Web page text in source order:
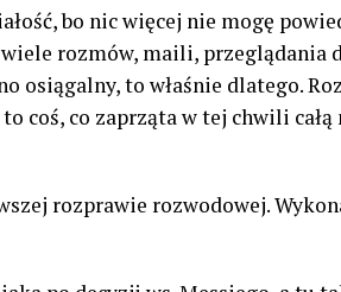
bo nic więcej nie mogę
rozmów, maili, przeglądania
osiągalny, to właśnie dlatego.
coś, co zaprząta w tej chwili całą
rozprawie rozwodowej.